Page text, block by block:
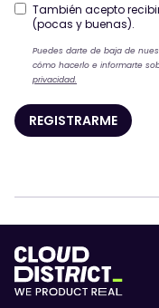
También acepto
(pocas y buenas).
Puedes darte de baja de
cómo hacerlo e informarte
privacidad.